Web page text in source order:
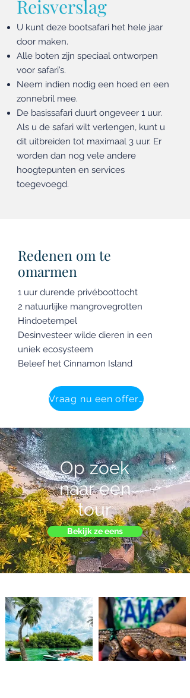
Reisverslag
U kunt deze bootsafari het hele jaar
door maken.
Alle boten zijn speciaal ontworpen
voor safari’s.
Neem indien nodig een hoed en een
zonnebril mee.
De basissafari duurt ongeveer 1 uur.
Als u de safari wilt verlengen, kunt u
dit uitbreiden tot maximaal 3 uur. Er
worden dan nog vele andere
hoogtepunten en services
toegevoegd.
Redenen om te
omarmen
1 uur durende privéboottocht
2 natuurlijke mangrovegrotten
Hindoetempel
Desinvesteer wilde dieren in een
uniek ecosysteem
Beleef het Cinnamon Island
Vraag nu een offerte aan
Op zoek
naar een
tour
Bekijk ze eens